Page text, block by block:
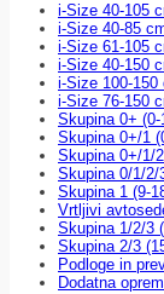
i-Size 40-105
i-Size 40-85
i-Size 61-105
i-Size 40-150
i-Size 100-150
i-Size 76-150
Skupina 0+ (0-
Skupina 0+/1
Skupina 0+/1/
Skupina 0/1/2/
Skupina 1 (9-
Vrtljivi
Skupina 1/2/3
Skupina 2/3
Podloge in
Dodatna